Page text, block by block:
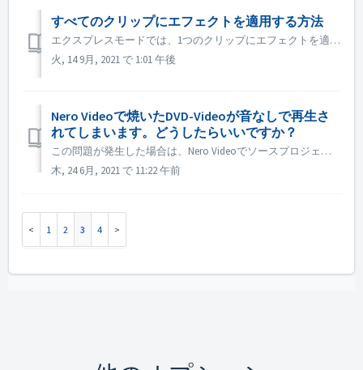
すべてのクリップにエフェクトを適用する方法
エクスプレスモードでは、1つのクリップにエフェクトを適用した後、「エクスプレス・エフェクト・コントロール」を開き、「すべてのクリップまたはピクチャに適用」を有効にします。
火, 14 9月, 2021 で 1:01 午後
Nero Videoで焼いたDVD-Videoが音なしで再生さ
れてしまいます。どうしたらいいですか？
この問題が発生した場合は、Nero Videoでソースプロジェクトをプレビューしてください。焼く前に音が出ているかどうか確認してください。ソースをプレビューしても音が出ない場合は、ソースファイルに問題があることを意味します。 ソースプロジェクトをプレビューしても問題がない場合は、以下の方法をお試しください: ...
木, 24 6月, 2021 で 11:22 午前
1 2 3 4